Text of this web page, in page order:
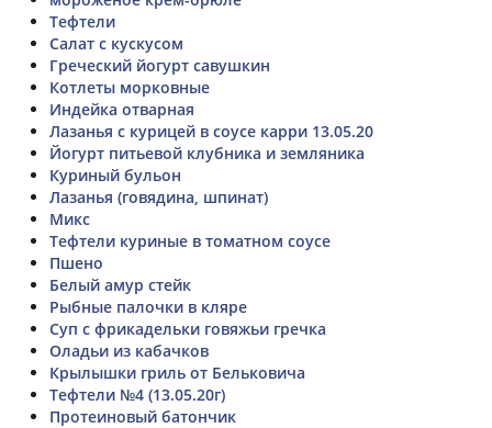
Тефтели
Салат с кускусом
Греческий йогурт савушкин
Котлеты морковные
Индейка отварная
Лазанья с курицей в соусе карри 13.05.20
Йогурт питьевой клубника и земляника
Куриный бульон
Лазанья (говядина, шпинат)
Микс
Тефтели куриные в томатном соусе
Пшено
Белый амур стейк
Рыбные палочки в кляре
Суп с фрикадельки говяжьи гречка
Оладьи из кабачков
Крылышки гриль от Бельковича
Тефтели №4 (13.05.20г)
Протеиновый батончик